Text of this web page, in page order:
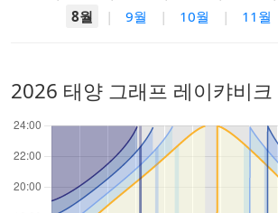
8월
| 9월 | 10월 | 11월
2026 태양 그래프 레이캬비크